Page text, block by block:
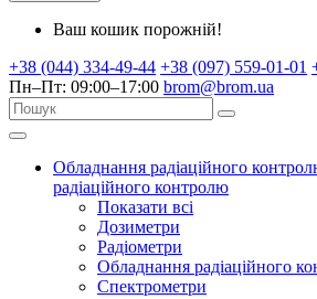
Ваш кошик порожній!
+38 (044) 334-49-44 +38 (097) 559-01-01
Пн–Пт: 09:00–17:00 brom@brom.ua
Обладнання радіаційного
радіаційного контролю
Показати всі
Дозиметри
Радіометри
Обладнання радіаційного
Спектрометри